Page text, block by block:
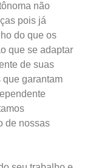
não
pois já
do que os
que se adaptar
de suas
garantam
de nossas